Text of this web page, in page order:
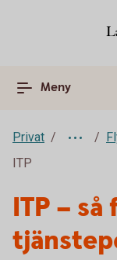
Meny
Privat
ITP
ITP –